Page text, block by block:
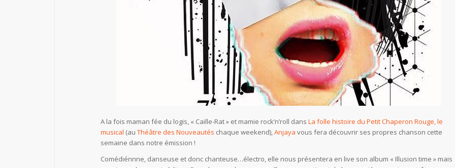
A la fois maman fée du logis, « Caille-Rat » et mamie rock’n’roll dans La folle histoire du Petit Chaperon Rouge, le
musical (au Théâtre des Nouveautés chaque weekend),Anjaya vous fera découvrir ses propres chanson cette
semaine dans notre émission !
Comédiénnne, danseuse et donc chanteuse…électro, elle nous présentera en live son album « Illusion time » mais